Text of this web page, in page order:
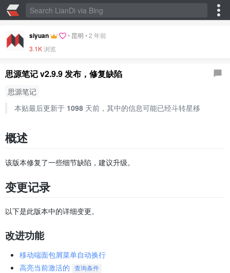
siyuan • 昆明 •2 年前
3.1K浏览
思源笔记 v2.9.9 发布，修复缺陷
思源笔记
本贴最后更新于 1098天前，其中的信息可能已经斗转星移
概述
该版本修复了一些细节缺陷，建议升级。
变更记录
以下是此版本中的详细变更。
改进功能
移动端面包屑菜单自动换行
高亮当前激活的
查询条件